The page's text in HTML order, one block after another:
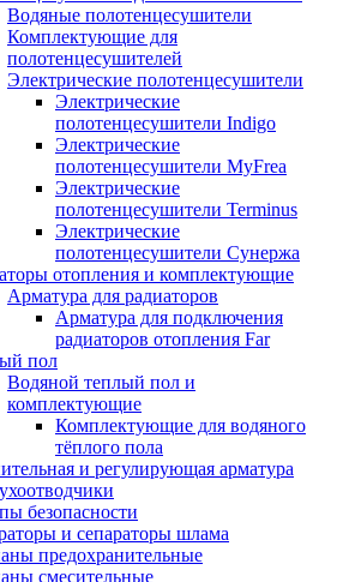
Водяные полотенцесушители
Комплектующие для
полотенцесушителей
Электрические полотенцесушители
Электрические
полотенцесушители Indigo
Электрические
полотенцесушители MyFrea
Электрические
полотенцесушители Terminus
Электрические
полотенцесушители Сунержа
отопления и комплектующие
Арматура для радиаторов
Арматура для подключения
радиаторов отопления Far
пол
Водяной теплый пол и
комплектующие
Комплектующие для водяного
тёплого пола
и регулирующая арматура
безопасности
и сепараторы шлама
предохранительные
смесительные